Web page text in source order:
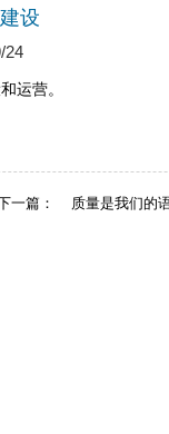
设
24
运营。
一篇： 质量是我们的